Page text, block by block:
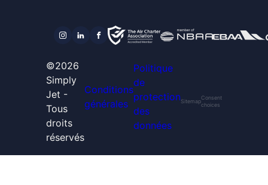
©2026
Simply
Jet -
Tous
droits
réservés
Conditions
générales
Politique
de
protection
des
données
Sitemap
Consent
choices